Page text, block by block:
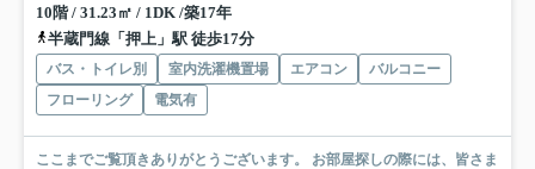
10階 / 31.23㎡ / 1DK /築17年
半蔵門線「押上」駅 徒歩17分
バス・トイレ別 室内洗濯機置場 エアコン
バルコニー
フローリング
電気有
ここまでご覧頂きありがとうございます。 お部屋探しの際には、皆さま